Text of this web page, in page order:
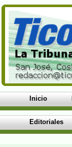
Inicio
Editoriales